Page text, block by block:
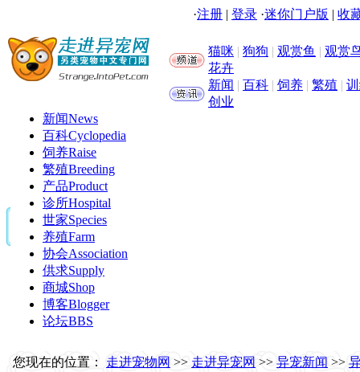
·注册 | 登录 ·迷你门户版 | 收
猫咪 | 狗狗 | 观赏鱼 | 观赏
花卉
新闻 | 百科 | 饲养 | 繁殖 |
创业
新闻News
百科Cyclopedia
饲养Raise
繁殖Breeding
产品Product
诊所Hospital
世家Species
养殖Farm
协会Association
供求Supply
商城Shop
博客Blogger
论坛BBS
您现在的位置： 走进宠物网 >> 走进异宠网 >> 异宠新闻 >>